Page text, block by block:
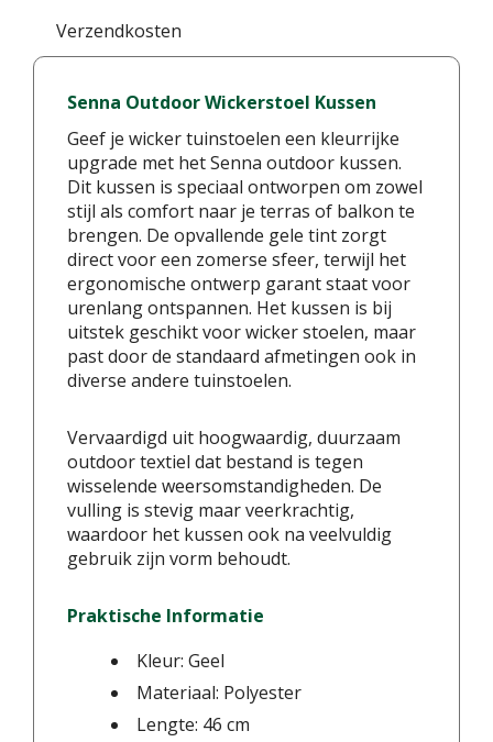
Verzendkosten
Senna Outdoor Wickerstoel Kussen
Geef je wicker tuinstoelen een kleurrijke
upgrade met het Senna outdoor kussen.
Dit kussen is speciaal ontworpen om zowel
stijl als comfort naar je terras of balkon te
brengen. De opvallende gele tint zorgt
direct voor een zomerse sfeer, terwijl het
ergonomische ontwerp garant staat voor
urenlang ontspannen. Het kussen is bij
uitstek geschikt voor wicker stoelen, maar
past door de standaard afmetingen ook in
diverse andere tuinstoelen.
Vervaardigd uit hoogwaardig, duurzaam
outdoor textiel dat bestand is tegen
wisselende weersomstandigheden. De
vulling is stevig maar veerkrachtig,
waardoor het kussen ook na veelvuldig
gebruik zijn vorm behoudt.
Praktische Informatie
Kleur: Geel
Materiaal: Polyester
Lengte: 46 cm